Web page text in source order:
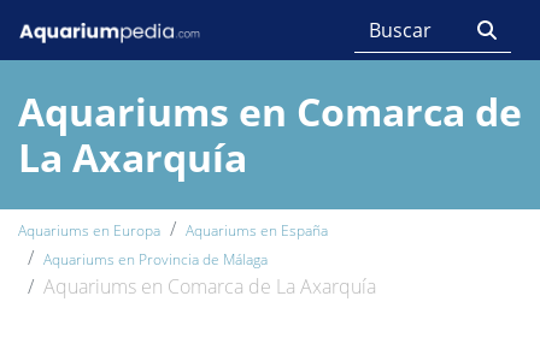
Aquariums en Comarca de
La Axarquía
Aquariums en Europa
Aquariums en España
Aquariums en Provincia de Málaga
Aquariums en Comarca de La Axarquía